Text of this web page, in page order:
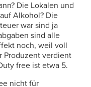
Die Lokalen und
Alkohol? Die
war sind ja
sind alle
noch, weil voll
Produzent verdient
free ist etwa 5.
nicht für